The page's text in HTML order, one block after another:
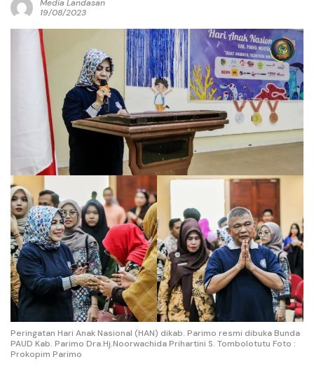
Media Landasan
19/08/2023
Peringatan Hari Anak Nasional (HAN) dikab. Parimo resmi dibuka Bunda
PAUD Kab. Parimo Dra.Hj.Noorwachida Prihartini S. Tombolotutu Foto :
Prokopim Parimo